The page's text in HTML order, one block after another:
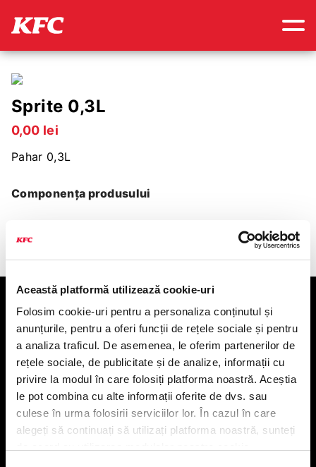
Această platformă utilizează cookie-uri
Folosim cookie-uri pentru a personaliza conținutul și
anunțurile, pentru a oferi funcții de rețele sociale și pentru
a analiza traficul. De asemenea, le oferim partenerilor de
rețele sociale, de publicitate și de analize, informații cu
privire la modul în care folosiți platforma noastră. Aceștia
le pot combina cu alte informații oferite de dvs. sau
culese în urma folosirii serviciilor lor. În cazul în care
alegeți să continuați să utilizați platforma noastră, sunteți
Sprite 0,3L
0,00 lei
Pahar 0,3L
Componența produsului
KFC
Meniu livrare
Meniu ridicare
Nutriționale și Alergeni
Abonare Newsletter
Contact
Utile